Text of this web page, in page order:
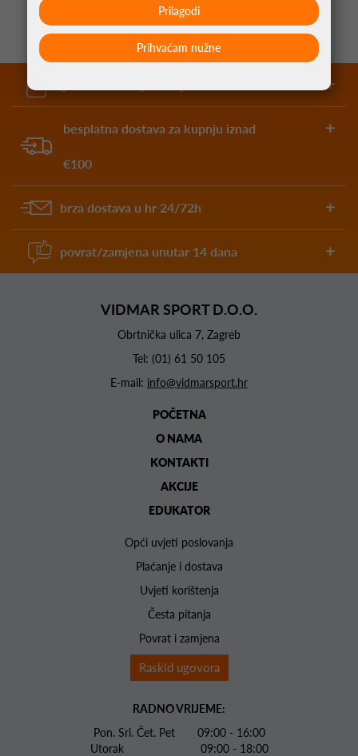
besplatna dostava za kupnju iznad
€100
brza dostava u hr 24/72h
povrat/zamjena unutar 14 dana
VIDMAR SPORT D.O.O.
Obrtnička ulica 7, Zagreb
Tel: (01) 61 50 105
E-mail: info@vidmarsport.hr
POČETNA
O NAMA
KONTAKTI
AKCIJE
EDUKATOR
Opći uvjeti poslovanja
Plaćanje i dostava
Uvjeti korištenja
Česta pitanja
Povrat i zamjena
Raskid ugovora
RADNO VRIJEME:
Pon. Sri. Čet. Pet 09:00 - 16:00
Utorak 09:00 - 18:00
Prihvaćam nužne
Prilagodi